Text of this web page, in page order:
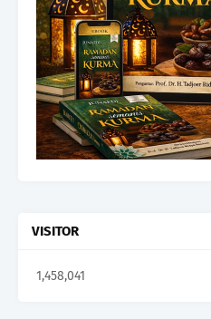
VISITOR
1,458,041